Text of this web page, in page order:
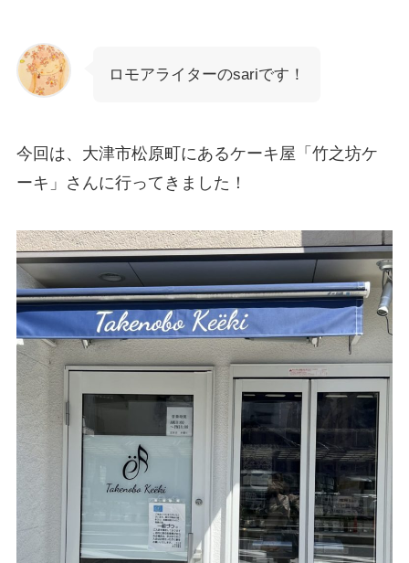
ロモアライターのsariです！
今回は、大津市松原町にあるケーキ屋「竹之坊ケ
ーキ」さんに行ってきました！